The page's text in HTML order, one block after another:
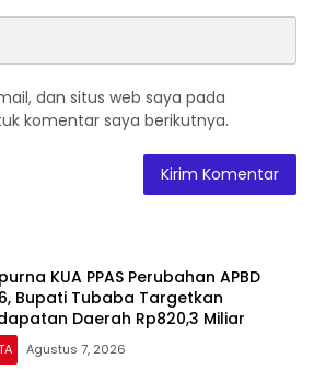
dan situs web saya pada
komentar saya berikutnya.
KUA PPAS Perubahan APBD
Bupati Tubaba Targetkan
Daerah Rp820,3 Miliar
Agustus 7, 2026